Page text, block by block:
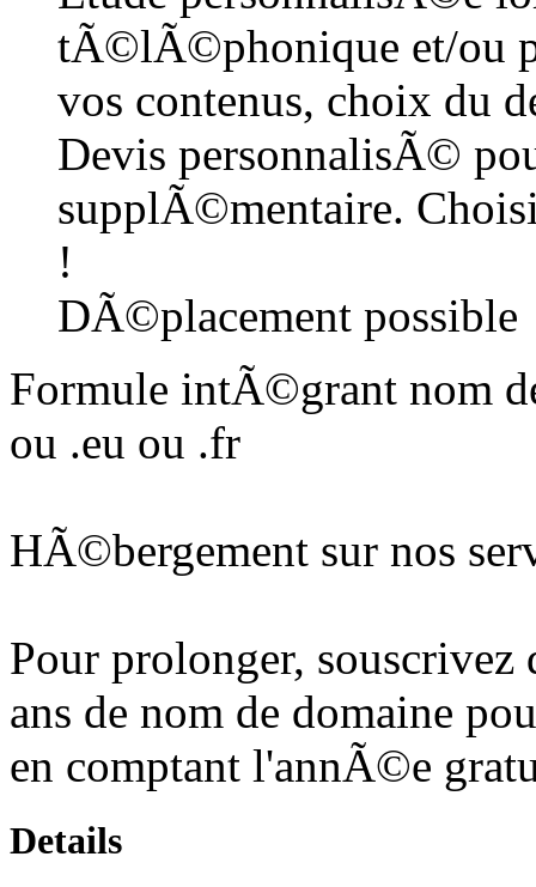
tÃ©lÃ©phonique et/ou
vos contenus, choix du
Devis personnalisÃ©
supplÃ©mentaire.
!
DÃ©placement possible
Formule intÃ©grant nom
ou .eu ou .fr
HÃ©bergement sur nos
Pour prolonger,
ans de nom de domaine
en comptant l'annÃ©e
Details